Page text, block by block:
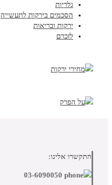
גלריות
הסכמים בירקות לתעשייה
ירקות ובריאות
לזכרם
התקשרו אלינו: